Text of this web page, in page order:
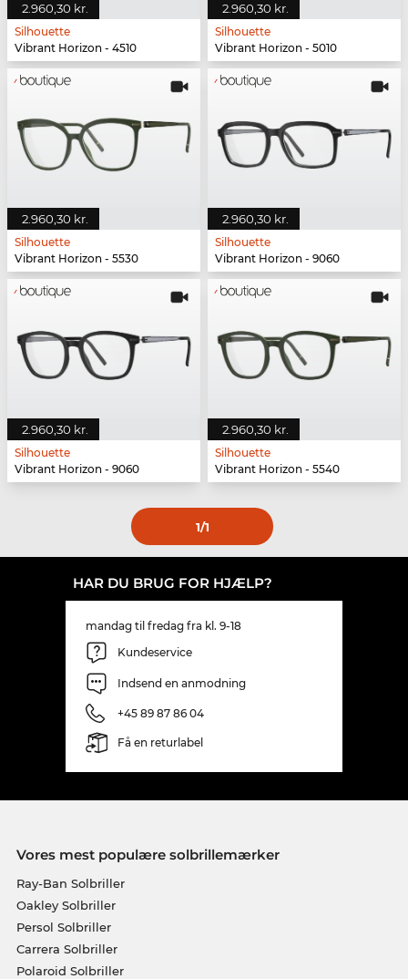
2.960,30 kr.
Silhouette
Vibrant Horizon - 4510
2.960,30 kr.
Silhouette
Vibrant Horizon - 5010
2.960,30 kr.
Silhouette
Vibrant Horizon - 5530
2.960,30 kr.
Silhouette
Vibrant Horizon - 9060
2.960,30 kr.
Silhouette
Vibrant Horizon - 9060
2.960,30 kr.
Silhouette
Vibrant Horizon - 5540
1/1
HAR DU BRUG FOR HJÆLP?
mandag til fredag fra kl. 9-18
Kundeservice
Indsend en anmodning
+45 89 87 86 04
Få en returlabel
Vores mest populære solbrillemærker
Ray-Ban Solbriller
Oakley Solbriller
Persol Solbriller
Carrera Solbriller
Polaroid Solbriller